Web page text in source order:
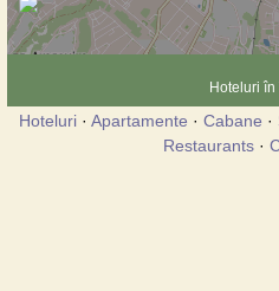
Hoteluri în
Hoteluri· Apartamente · Cabane ·
Restaurants ·